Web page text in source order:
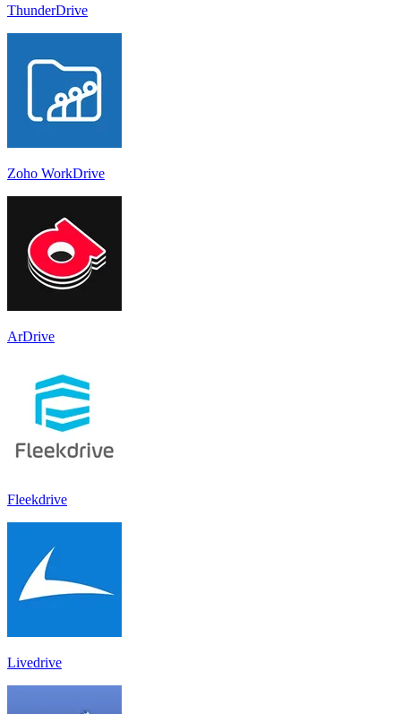
ThunderDrive
Zoho WorkDrive
ArDrive
Fleekdrive
Livedrive